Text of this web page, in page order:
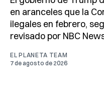
en aranceles que la
ilegales en febrero,
revisado por NBC
EL PLANETA TEAM
7 de agosto de 2026